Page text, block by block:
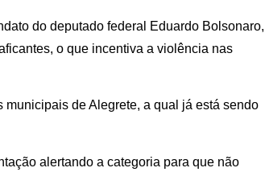
do deputado federal Eduardo Bolsonaro,
o que incentiva a violência nas
de Alegrete, a qual já está sendo
alertando a categoria para que não